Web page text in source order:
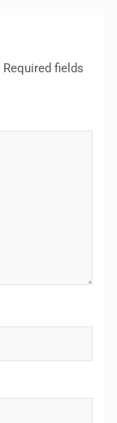
Required fields